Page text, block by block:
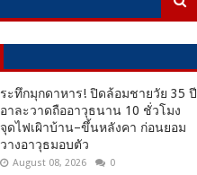
ระทึกมุกดาหาร! ปิดล้อมชายวัย 35 ปี
อาละวาดถืออาวุธนาน 10 ชั่วโมง
จุดไฟเผิาบ้าน–ขึ้นหลังคา ก่อนยอม
วางอาวุธมอบตัว
August 08, 2026 0